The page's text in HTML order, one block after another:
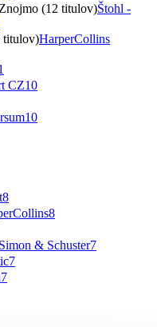
(12 titulov)Štohl -
titulov)HarperCollins
CZ10
10
8
8
Simon & Schuster7
7
7